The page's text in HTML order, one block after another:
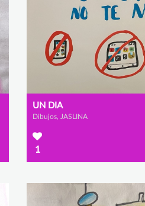
UN DIA
Dibujos, JASLINA
1